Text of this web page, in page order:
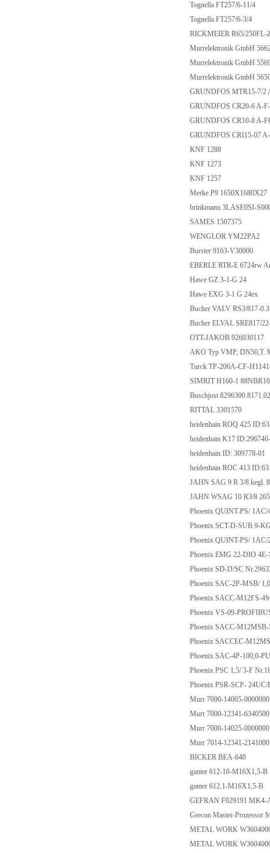
Tognella FT257/6-11/4
Tognella FT257/6-3/4
RICKMEIER R65/250FL-
Murrelektronik GmbH
Murrelektronik GmbH
Murrelektronik GmbH
GRUNDFOS MTR15-7/2
GRUNDFOS CR20-6 A-
GRUNDFOS CR10-8 A-
GRUNDFOS CRI15-07
KNF 1288
KNF 1273
KNF 1257
Merke P9 1650X1680X27
brinkmann 3LASE0SI-
SAMES 1507375
WENGLOR YM22PA2
Burster 9163-V30000
EBERLE RTR-E 6724rw
Hawe GZ 3-1-G 24
Hawe EXG 3-1 G 24ex
Bucher VALV RS3/817-
Bucher ELVAL SRE817/
OTT-JAKOB 926030117
AKO Typ VMP, DN50,T.
Turck TP-206A-CF-
SIMRIT H160-1
Buschjost
RITTAL 3301570
heidenhain ROQ 425
heidenhain K17
heidenhain ID: 309778-01
heidenhain ROC 413
JAHN SAG 9 R 3/8 kegl.
JAHN WSAG 10 R3/8
Phoenix QUINT-PS/
Phoenix SCT-D-SUB 9-
Phoenix QUINT-PS/
Phoenix EMG 22-DIO
Phoenix SD-D/SC
Phoenix SAC-2P-MSB/
Phoenix SACC-M12FS-
Phoenix VS-09-
Phoenix SACC-
Phoenix SACCEC-
Phoenix SAC-4P-100,0-
Phoenix PSC 1,5/ 3-F
Phoenix PSR-SCP-
Murr 7000-14005-
Murr 7000-12341-
Murr 7000-14025-
Murr 7014-12341-
BICKER BEA-640
ganter 612-10-M16X1,5-B
ganter 612.1-M16X1,5-B
GEFRAN F029191
Grecon Master-Prozessor
METAL WORK
METAL WORK